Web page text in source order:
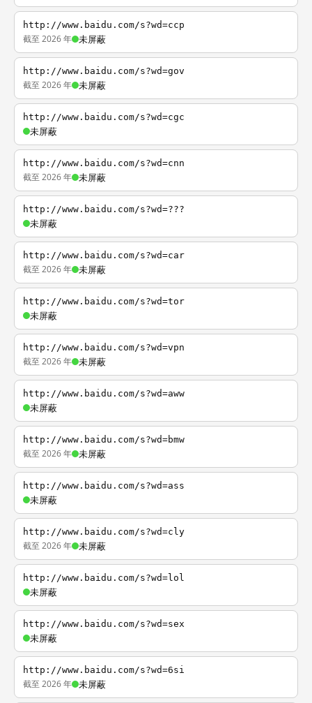
http://www.baidu.com/s?wd=ccp
截至 2026 年 未屏蔽
http://www.baidu.com/s?wd=gov
截至 2026 年 未屏蔽
http://www.baidu.com/s?wd=cgc
未屏蔽
http://www.baidu.com/s?wd=cnn
截至 2026 年 未屏蔽
http://www.baidu.com/s?wd=???
未屏蔽
http://www.baidu.com/s?wd=car
截至 2026 年 未屏蔽
http://www.baidu.com/s?wd=tor
未屏蔽
http://www.baidu.com/s?wd=vpn
截至 2026 年 未屏蔽
http://www.baidu.com/s?wd=aww
未屏蔽
http://www.baidu.com/s?wd=bmw
截至 2026 年 未屏蔽
http://www.baidu.com/s?wd=ass
未屏蔽
http://www.baidu.com/s?wd=cly
截至 2026 年 未屏蔽
http://www.baidu.com/s?wd=lol
未屏蔽
http://www.baidu.com/s?wd=sex
未屏蔽
http://www.baidu.com/s?wd=6si
截至 2026 年 未屏蔽